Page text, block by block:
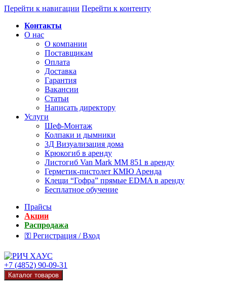
Перейти к навигации Перейти к контенту
Контакты
О нас
О компании
Поставщикам
Оплата
Доставка
Гарантия
Вакансии
Статьи
Написать директору
Услуги
Шеф-Монтаж
Колпаки и дымники
3Д Визуализация дома
Крюкогиб в аренду
Листогиб Van Mark MM 851 в аренду
Герметик-пистолет КМЮ Аренда
Клещи “Гофра” прямые EDMA в аренду
Бесплатное обучение
Прайсы
Акции
Распродажа
⚿ Регистрация / Вход
+7 (4852) 90-09-31
Каталог товаров